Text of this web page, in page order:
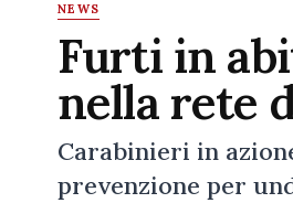
NEWS
Furti in
nella rete
Carabinieri in
prevenzione per